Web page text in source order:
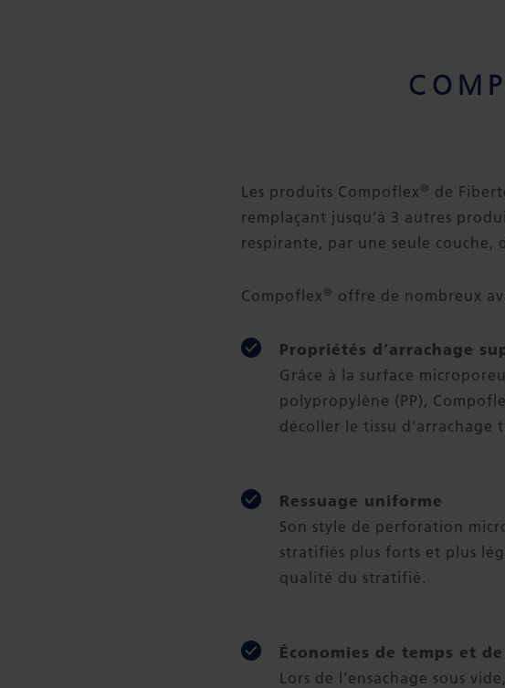
Les produits Compoflex ® de
remplaçant jusqu’à 3 autres
respirante, par une seule couche,
Compoflex ® offre de nombreux
Propriétés d’arrachage
Grâce à la surface
polypropylène (PP),
décoller le tissu d’arrachage
Ressuage uniforme
Son style de perforation
stratifiés plus forts et plus
qualité du stratifié.
Économies de temps et
Lors de l’ensachage sous